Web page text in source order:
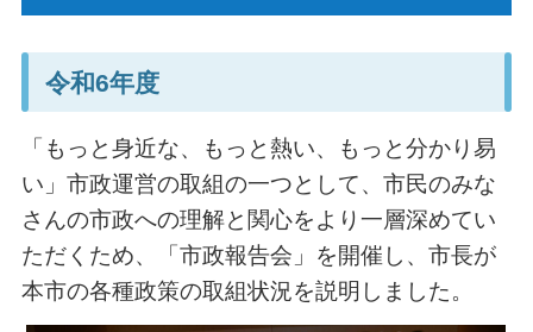
令和6年度
「もっと身近な、もっと熱い、もっと分かり易
い」市政運営の取組の一つとして、市民のみな
さんの市政への理解と関心をより一層深めてい
ただくため、「市政報告会」を開催し、市長が
本市の各種政策の取組状況を説明しました。